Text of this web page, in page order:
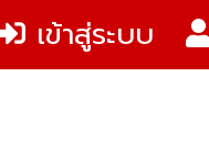
เข้าสู่ระบบ